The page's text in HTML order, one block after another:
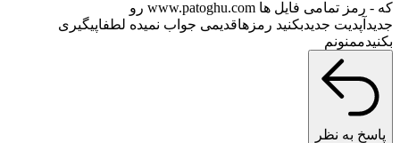
که - رمز تمامی فایل ها www.patoghu.com رو
جدیدآپدیت جدیدبکنید رمزهاقدیمی جواب نمیده لطفاپیگیری
بکنیدممنونم
پاسخ به نظر